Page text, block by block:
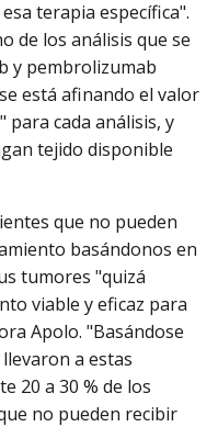
terapia específica".
de los análisis que se
y pembrolizumab
está afinando el valor
cada análisis, y
tejido disponible
que no pueden
basándonos en
tumores "quizá
viable y eficaz para
Apolo. "Basándose
a estas
20 a 30 % de los
no pueden recibir